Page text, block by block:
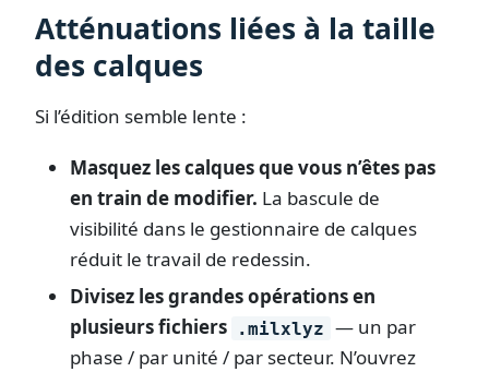
Atténuations liées à la taille
des calques
Si l’édition semble lente :
Masquez les calques que vous n’êtes pas
en train de modifier. La bascule de
visibilité dans le gestionnaire de calques
réduit le travail de redessin.
Divisez les grandes opérations en
plusieurs fichiers
.milxlyz — un par
phase / par unité / par secteur. N’ouvrez